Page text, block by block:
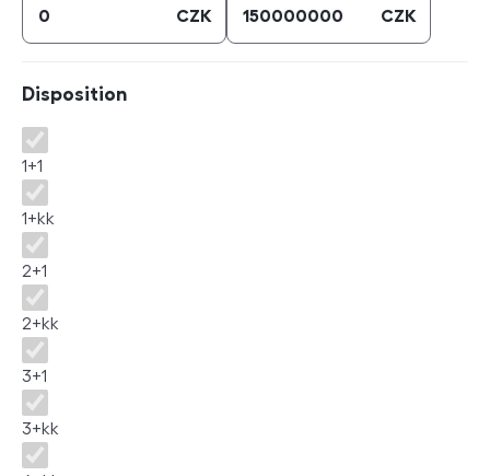
CZK CZK
Disposition
Disposition
1+1
1+kk
2+1
2+kk
3+1
3+kk